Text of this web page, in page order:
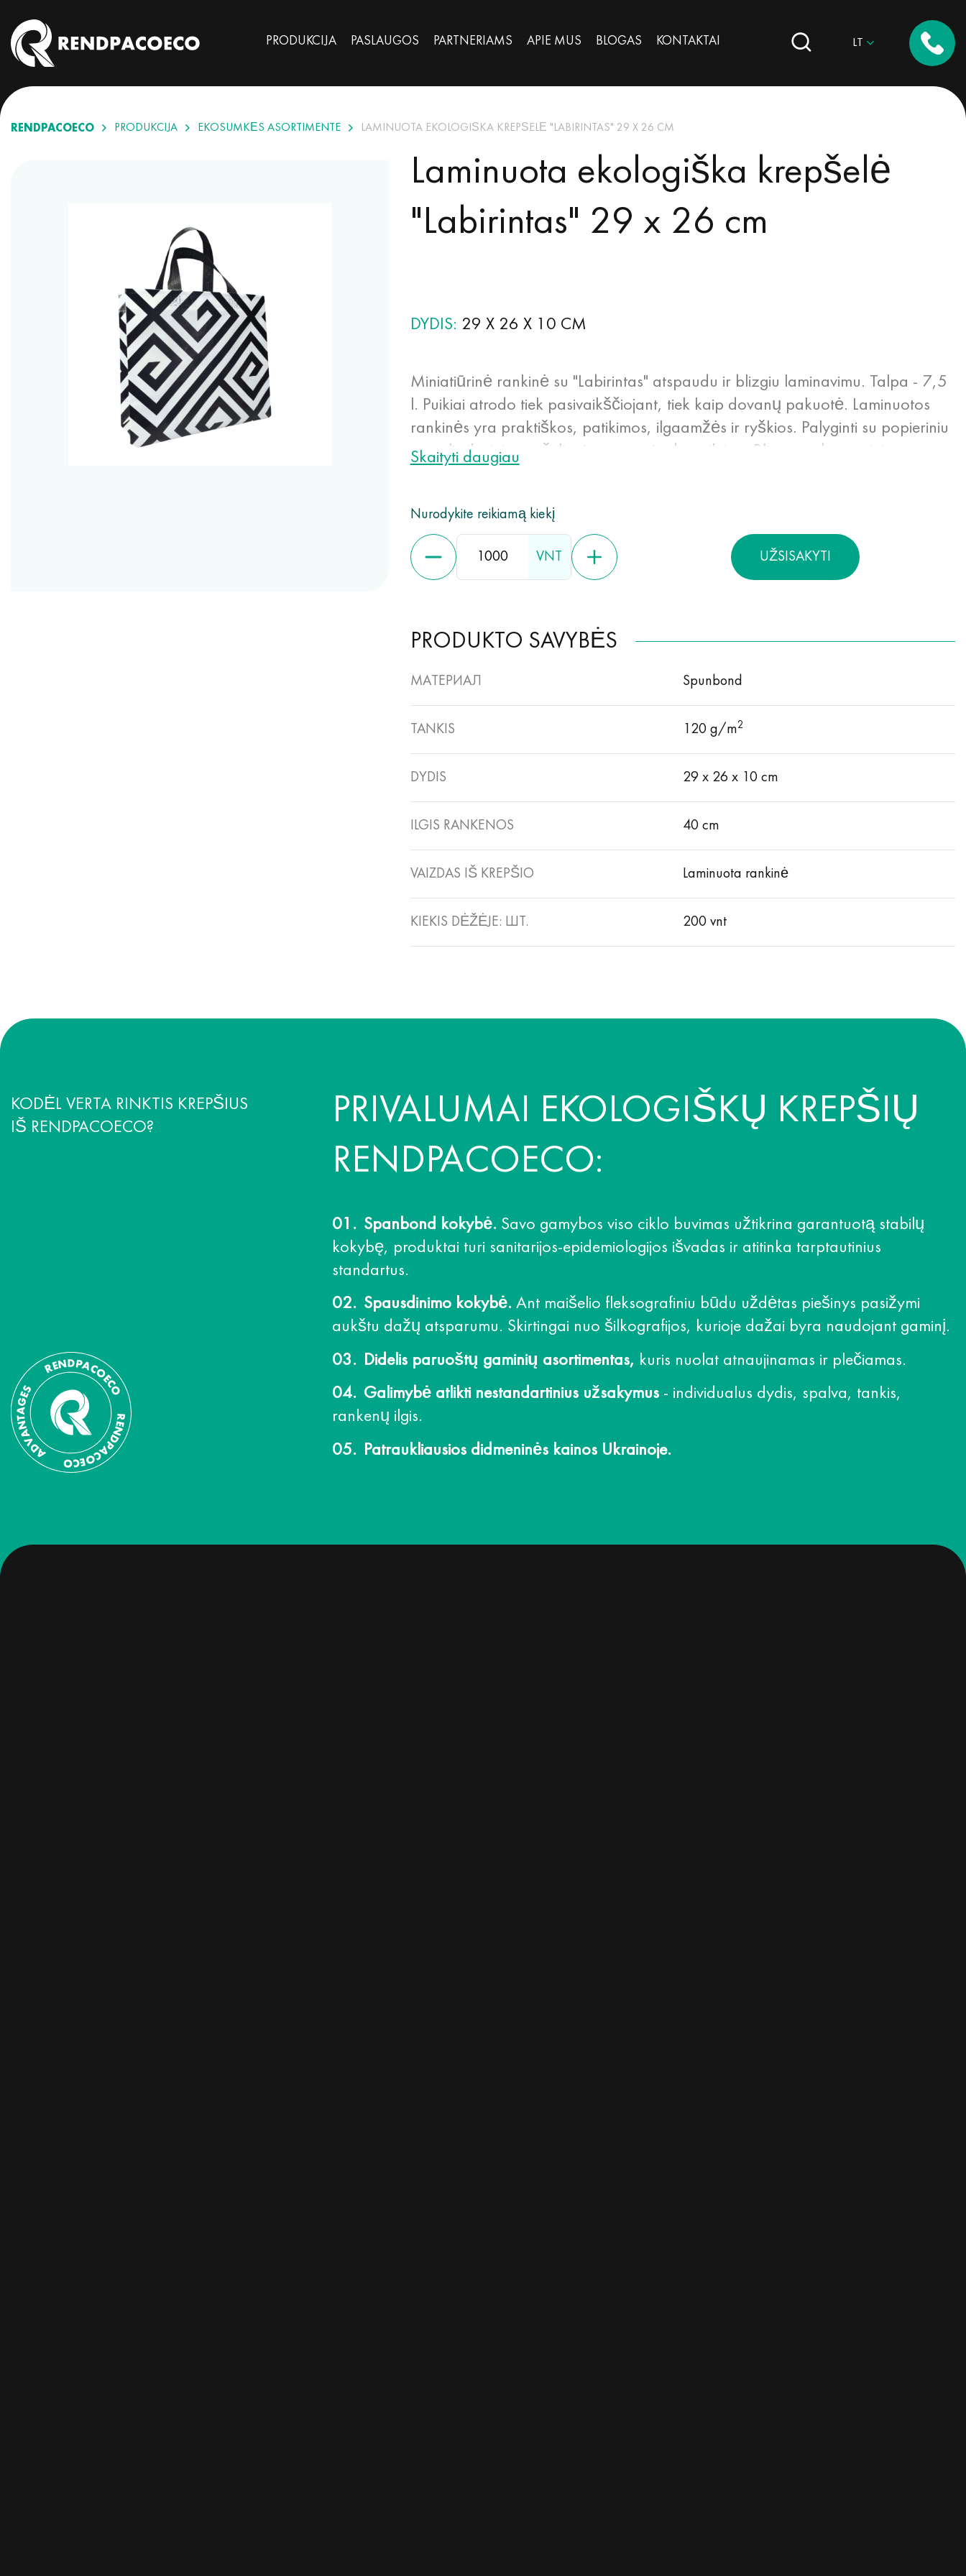
PRODUKCIJA PASLAUGOS PARTNERIAMS APIE MUS BLOGAS KONTAKTAI LT
RENDPACOECO PRODUKCIJA EKOSUMKĖS ASORTIMENTE LAMINUOTA EKOLOGIŠKA KREPŠELĖ "LABIRINTAS" 29 X 26 CM
Laminuota ekologiška krepšelė
"Labirintas" 29 x 26 cm
DYDIS 29 X 26 X 10 CM
Miniatiūrinė rankinė su "Labirintas" atspaudu ir blizgiu laminavimu. Talpa - 7,5
l. Puikiai atrodo tiek pasivaikščiojant, tiek kaip dovanų pakuotė. Laminuotos
rankinės yra praktiškos, patikimos, ilgaamžės ir ryškios. Palyginti su popieriniu
ar polietileniniu maišeliu, jos tarnauja daug ilgiau. Blizgus arba matinis
Skaityti daugiau
Nurodykite reikiamą kiekį
VNT UŽSISAKYTI
PRODUKTO SAVYBĖS
МАТЕРИАЛ Spunbond
TANKIS 120 g/m2
DYDIS 29 x 26 x 10 cm
ILGIS RANKENOS 40 cm
VAIZDAS IŠ KREPŠIO Laminuota rankinė
KIEKIS DĖŽĖJE: ШТ. 200 vnt
KODĖL VERTA RINKTIS KREPŠIUS
IŠ RENDPACOECO?
PRIVALUMAI EKOLOGIŠKŲ KREPŠIŲ
RENDPACOECO:
Spanbond kokybė.Savo gamybos viso ciklo buvimas užtikrina garantuotą stabilų
kokybę, produktai turi sanitarijos-epidemiologijos išvadas ir atitinka tarptautinius
standartus.
Spausdinimo kokybė.Ant maišelio fleksografiniu būdu uždėtas piešinys pasižymi
aukštu dažų atsparumu. Skirtingai nuo šilkografijos, kurioje dažai byra naudojant gaminį.
Didelis paruoštų gaminių asortimentas, kuris nuolat atnaujinamas ir plečiamas.
Galimybė atlikti nestandartinius užsakymus- individualus dydis, spalva, tankis,
rankenų ilgis.
Patraukliausios didmeninės kainos Ukrainoje.